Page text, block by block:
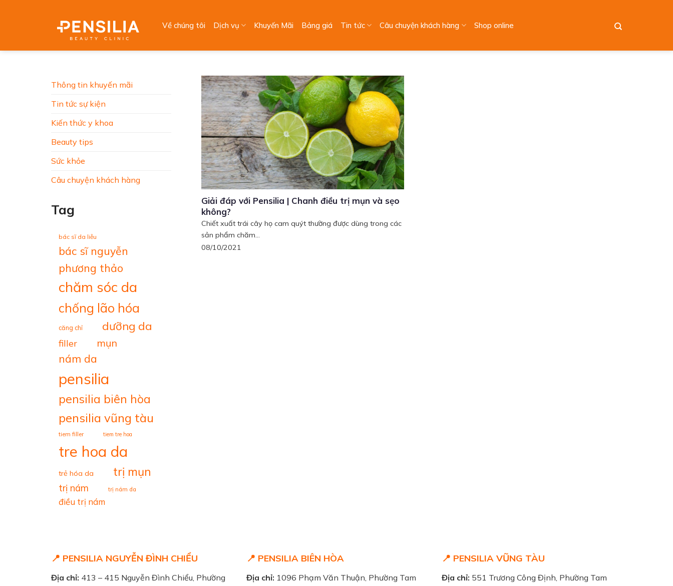
Về chúng tôi Dịch vụ Khuyến Mãi Bảng giá Tin tức Câu chuyện khách hàng Shop online
Thông tin khuyến mãi
Tin tức sự kiện
Kiến thức y khoa
Beauty tips
Sức khỏe
Câu chuyện khách hàng
Tag
bác sĩ da liễu
bác sĩ nguyễn
phương thảo
chăm sóc da
chống lão hóa
căng chỉ dưỡng da
filler mụn
nám da
pensilia
pensilia biên hòa
pensilia vũng tàu
tiem filler tiem tre hoa
tre hoa da
trẻ hóa da trị mụn
trị nám trị nám da
điều trị nám
Giải đáp với Pensilia | Chanh điều trị mụn và sẹo
không?
Chiết xuất trái cây họ cam quýt thường được dùng trong các
sản phẩm chăm...
08/10/2021
📍 PENSILIA NGUYỄN ĐÌNH CHIỂU
Địa chỉ: 413 – 415 Nguyễn Đình Chiểu, Phường
📍 PENSILIA BIÊN HÒA
Địa chỉ: 1096 Phạm Văn Thuận, Phường Tam
📍 PENSILIA VŨNG TÀU
Địa chỉ: 551 Trương Công Định, Phường Tam